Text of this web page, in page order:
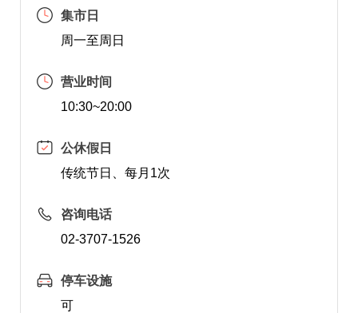
集市日
周一至周日
营业时间
10:30~20:00
公休假日
传统节日、每月1次
咨询电话
02-3707-1526
停车设施
可